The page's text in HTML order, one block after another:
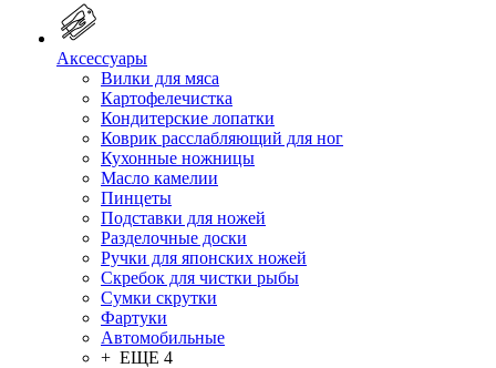
Аксессуары
Вилки для мяса
Картофелечистка
Кондитерские лопатки
Коврик расслабляющий для ног
Кухонные ножницы
Масло камелии
Пинцеты
Подставки для ножей
Разделочные доски
Ручки для японских ножей
Скребок для чистки рыбы
Сумки скрутки
Фартуки
Автомобильные
+ ЕЩЕ 4